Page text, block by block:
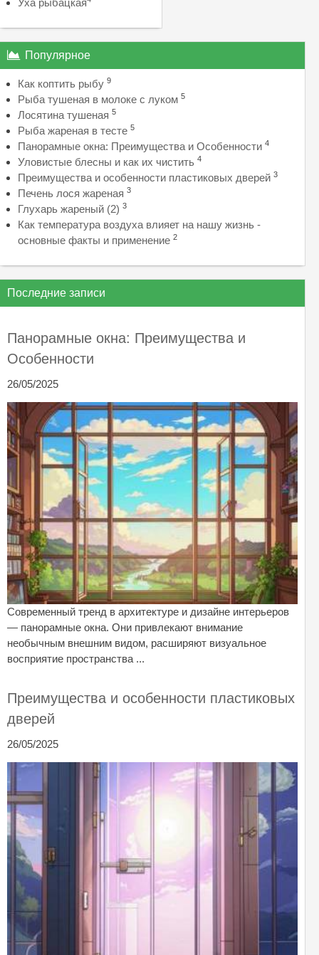
Уха рыбацкая
Популярное
Как коптить рыбу 9
Рыба тушеная в молоке с луком 5
Лосятина тушеная 5
Рыба жареная в тесте 5
Панорамные окна: Преимущества и Особенности 4
Уловистые блесны и как их чистить 4
Преимущества и особенности пластиковых дверей 3
Печень лося жареная 3
Глухарь жареный (2) 3
Как температура воздуха влияет на нашу жизнь -
основные факты и применение 2
Последние записи
Панорамные окна: Преимущества и
Особенности
26/05/2025
Современный тренд в архитектуре и дизайне интерьеров
— панорамные окна. Они привлекают внимание
необычным внешним видом, расширяют визуальное
восприятие пространства ...
Преимущества и особенности пластиковых
дверей
26/05/2025